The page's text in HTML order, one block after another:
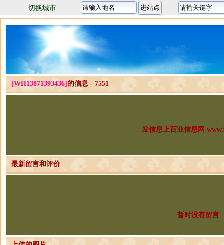
切换城市
[WH13871393436] 的信息 - 7551
发信息上百业信息网
最新留言和评价
暂时没有留言